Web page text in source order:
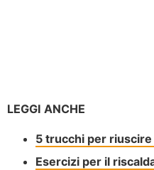
LEGGI ANCHE
5 trucchi per
Esercizi per il